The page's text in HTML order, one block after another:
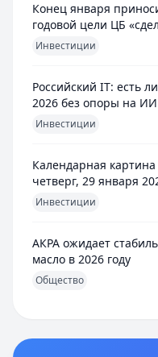
Конец января
годовой цели ЦБ
Инвестиции
Российский IT: есть
2026 без опоры на ИИ
Инвестиции
Календарная
четверг, 29 января
Инвестиции
АКРА ожидает
масло в 2026 году
Общество